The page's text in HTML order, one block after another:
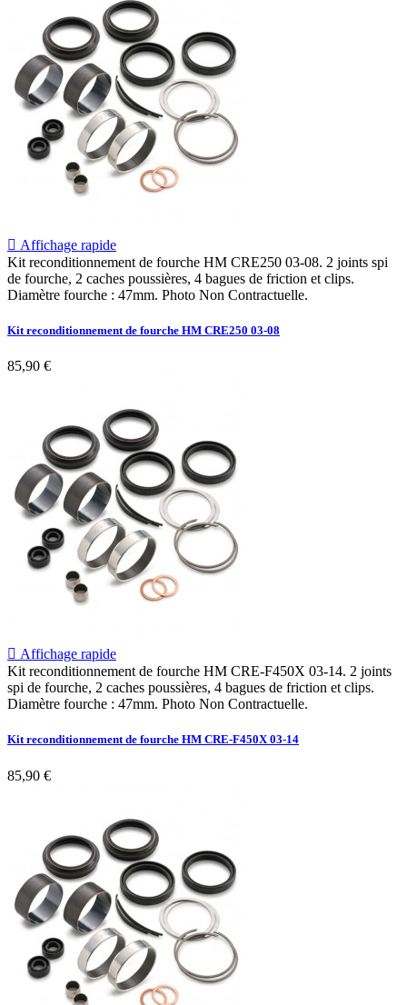
 Affichage rapide
Kit reconditionnement de fourche HM CRE250 03-08. 2 joints spi
de fourche, 2 caches poussières, 4 bagues de friction et clips.
Diamètre fourche : 47mm. Photo Non Contractuelle.
Kit reconditionnement de fourche HM CRE250 03-08
85,90 €
 Affichage rapide
Kit reconditionnement de fourche HM CRE-F450X 03-14. 2 joints
spi de fourche, 2 caches poussières, 4 bagues de friction et clips.
Diamètre fourche : 47mm. Photo Non Contractuelle.
Kit reconditionnement de fourche HM CRE-F450X 03-14
85,90 €